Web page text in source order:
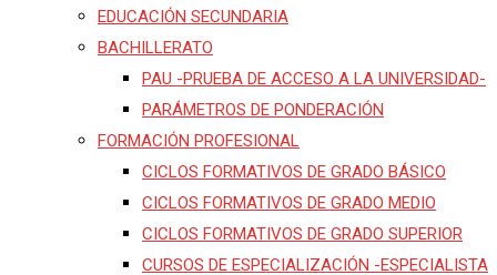
EDUCACIÓN SECUNDARIA
BACHILLERATO
PAU -PRUEBA DE ACCESO A LA UNIVERSIDAD-
PARÁMETROS DE PONDERACIÓN
FORMACIÓN PROFESIONAL
CICLOS FORMATIVOS DE GRADO BÁSICO
CICLOS FORMATIVOS DE GRADO MEDIO
CICLOS FORMATIVOS DE GRADO SUPERIOR
CURSOS DE ESPECIALIZACIÓN -ESPECIALISTA